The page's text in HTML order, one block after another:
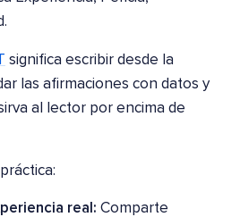
significa escribir desde la
las afirmaciones con datos y
al lector por encima de
real: Comparte